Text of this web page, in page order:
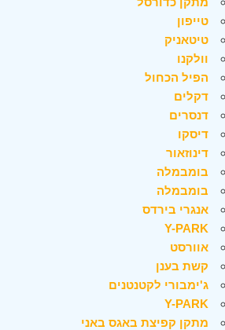
טייפון
טיטאניק
וולקנו
הפיל הכחול
דקלים
דנסרים
דיסקו
דינוזאור
בומבמלה
בומבמלה
אנגרי בירדס
Y-PARK
אוורסט
קשת בענן
ג'ימבורי לקטנטנים
Y-PARK
מתקן קפיצת באגס באני